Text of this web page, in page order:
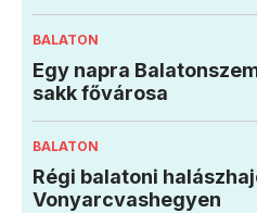
BALATON
Egy napra
sakk fővárosa
BALATON
Régi balatoni
Vonyarcvashegyen